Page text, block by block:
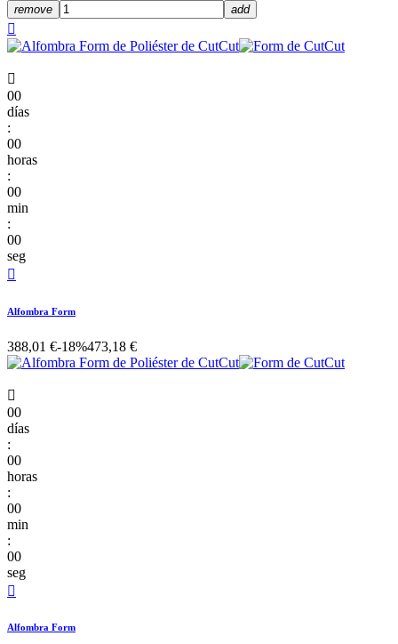
remove add


00
días
:
00
horas
:
00
min
:
00
seg

Alfombra Form
388,01 €-18%473,18 €

00
días
:
00
horas
:
00
min
:
00
seg

Alfombra Form